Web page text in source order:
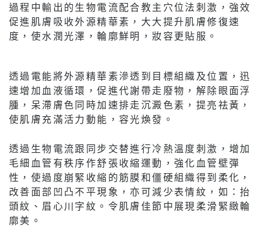
過程中輸出的生物電流配合教主穴位法刺激，強效
促進肌膚吸收外源精華素，大大提升肌膚修復速
度，使水潤光澤，輪廓鮮明，妝容更貼服。
透過電能將外源精華素滲透到目標組織及位置，迅
速增加血液循環，促進代謝帶走廢物，解除眼面浮
腫，呆滯膚色同時加速排走沉澱色素，提亮祛黃，
使肌膚充滿活力動能，容光煥發。
透過生物電流跟同步交替進行冷熱溫度刺激，增加
毛細血管有秩序作舒張收縮運動，強化血管壁彈
性，使過度崩緊收縮的筋膜和僵硬組織得到柔化，
改善面部凹凸不平現象，亦可減少表情紋，如：抬
頭紋、眉心川字紋。令肌膚佳節中展現柔滑緊緻輪
廓美。